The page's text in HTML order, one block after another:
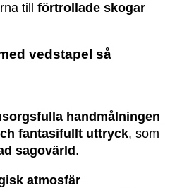
till förtrollade skogar
vedstapel så
handmålningen
fantasifullt uttryck, som
sagovärld.
atmosfär